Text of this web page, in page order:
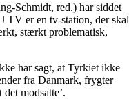
Schmidt, red.) har siddet
TV er en tv-station, der skal
stærkt problematisk,
har sagt, at Tyrkiet ikke
fra Danmark, frygter
modsatte’.